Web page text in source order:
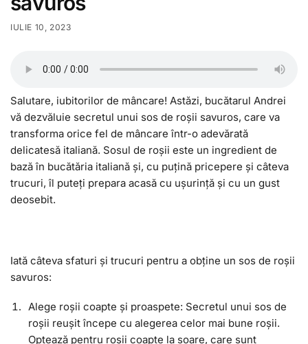
IULIE 10, 2023
Salutare, iubitorilor de mâncare! Astăzi, bucătarul Andrei
vă dezvăluie secretul unui sos de roșii savuros, care va
transforma orice fel de mâncare într-o adevărată
delicatesă italiană. Sosul de roșii este un ingredient de
bază în bucătăria italiană și, cu puțină pricepere și câteva
trucuri, îl puteți prepara acasă cu ușurință și cu un gust
deosebit.
Iată câteva sfaturi și trucuri pentru a obține un sos de roșii
savuros:
Alege roșii coapte și proaspete: Secretul unui sos de
roșii reușit începe cu alegerea celor mai bune roșii.
Optează pentru roșii coapte la soare, care sunt